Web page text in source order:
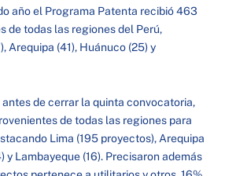
año el Programa Patenta recibió 463
de todas las regiones del Perú,
Arequipa (41), Huánuco (25) y
de cerrar la quinta convocatoria,
de todas las regiones para
Lima (195 proyectos), Arequipa
y Lambayeque (16). Precisaron además